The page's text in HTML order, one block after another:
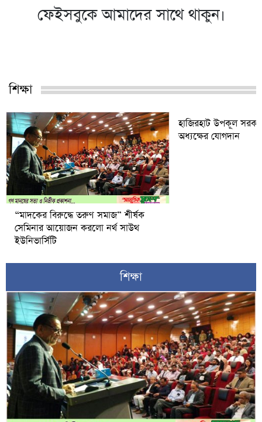
ফেইসবুকে আমাদের সাথে থাকুন।
শিক্ষা
“মাদকের বিরুদ্ধে তরুণ সমাজ” শীর্ষক
সেমিনার আয়োজন করলো নর্থ সাউথ
ইউনিভার্সিটি
হাজিরহাট উপকূল
অধ্যক্ষের যোগদান
শিক্ষা